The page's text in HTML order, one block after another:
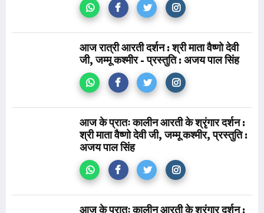
आज रात्री आरती दर्शन : श्री माता वैष्णो देवी
जी, जम्मू कश्मीर - प्रस्तुति : अजय पाल सिंह
आज के प्रातः कालीन आरती के श्रृंगार दर्शन :
श्री माता वैष्णो देवी जी, जम्मू कश्मीर, प्रस्तुति :
अजय पाल सिंह
आज के प्रातः कालीन आरती के श्रृंगार दर्शन :